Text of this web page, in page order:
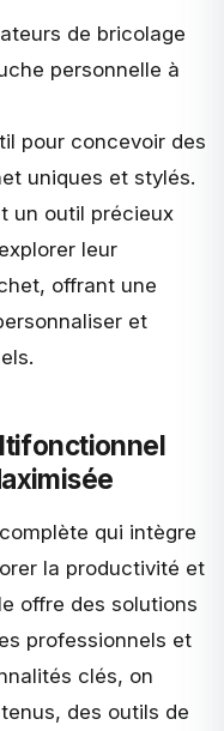
de bricolage
personnelle à
pour concevoir des
uniques et stylés.
un outil précieux
leur
offrant une
et
qui intègre
la productivité et
offre des solutions
professionnels et
clés, on
des outils de